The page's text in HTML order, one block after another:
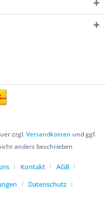
zzgl.Versandkosten und ggf.
anders beschrieben
Kontakt
AGB
Datenschutz